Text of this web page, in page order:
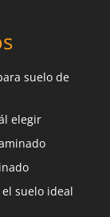
suelo de
elegir
suelo ideal